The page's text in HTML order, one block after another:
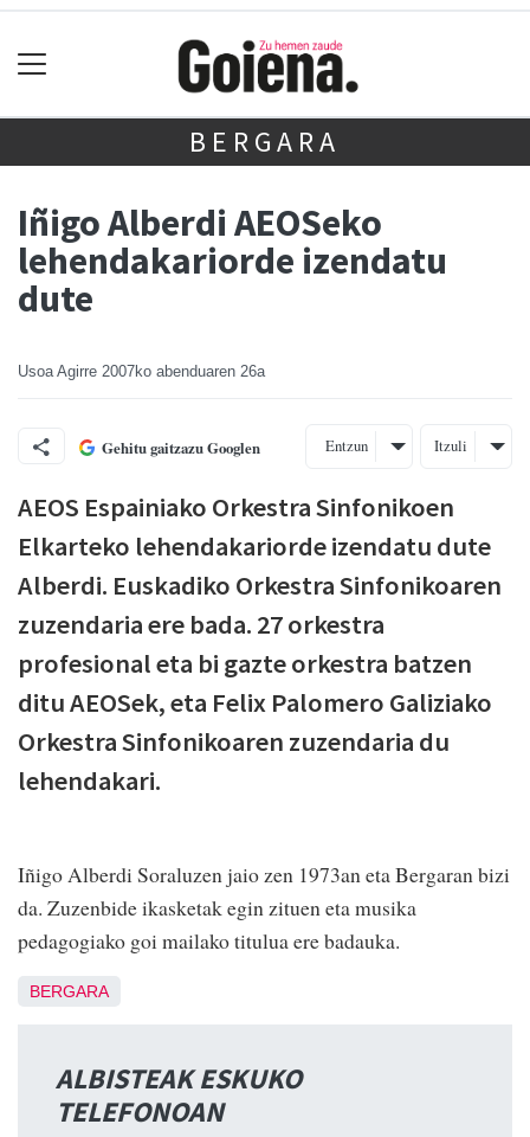
BERGARA
Iñigo Alberdi AEOSeko
lehendakariorde izendatu
dute
Usoa Agirre 2007ko abenduaren 26a
Gehitu gaitzazu Googlen Entzun Itzuli
AEOS Espainiako Orkestra Sinfonikoen
Elkarteko lehendakariorde izendatu dute
Alberdi. Euskadiko Orkestra Sinfonikoaren
zuzendaria ere bada. 27 orkestra
profesional eta bi gazte orkestra batzen
ditu AEOSek, eta Felix Palomero Galiziako
Orkestra Sinfonikoaren zuzendaria du
lehendakari.
Iñigo Alberdi Soraluzen jaio zen 1973an eta Bergaran bizi
da. Zuzenbide ikasketak egin zituen eta musika
pedagogiako goi mailako titulua ere badauka.
BERGARA
ALBISTEAK ESKUKO
TELEFONOAN